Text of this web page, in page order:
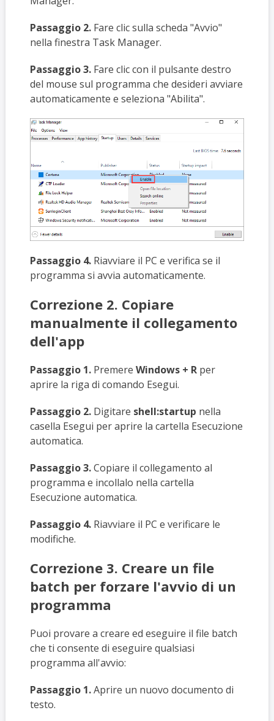
Passaggio 2.Fare clic sulla scheda "Avvio"
nella finestra Task Manager.
Passaggio 3.Fare clic con il pulsante destro
del mouse sul programma che desideri avviare
automaticamente e seleziona "Abilita".
Passaggio 4.Riavviare il PC e verifica se il
programma si avvia automaticamente.
Correzione 2. Copiare
manualmente il collegamento
dell'app
Passaggio 1.Premere Windows + Rper
aprire la riga di comando Esegui.
Passaggio 2.Digitare shell:startup nella
casella Esegui per aprire la cartella Esecuzione
automatica.
Passaggio 3.Copiare il collegamento al
programma e incollalo nella cartella
Esecuzione automatica.
Passaggio 4.Riavviare il PC e verificare le
modifiche.
Correzione 3. Creare un file
batch per forzare l'avvio di un
programma
Puoi provare a creare ed eseguire il file batch
che ti consente di eseguire qualsiasi
programma all'avvio:
Passaggio 1.Aprire un nuovo documento di
testo.